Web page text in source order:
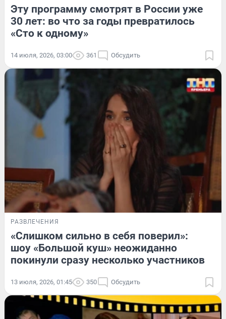
Эту программу смотрят в России уже
30 лет: во что за годы превратилось
«Сто к одному»
14 июля, 2026, 03:00 361 Обсудить
РАЗВЛЕЧЕНИЯ
«Слишком сильно в себя поверил»:
шоу «Большой куш» неожиданно
покинули сразу несколько участников
13 июля, 2026, 01:45 350 Обсудить